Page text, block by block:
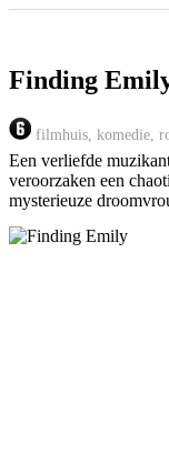
Finding
filmhuis, komedie,
Een verliefde
veroorzaken een
mysterieuze